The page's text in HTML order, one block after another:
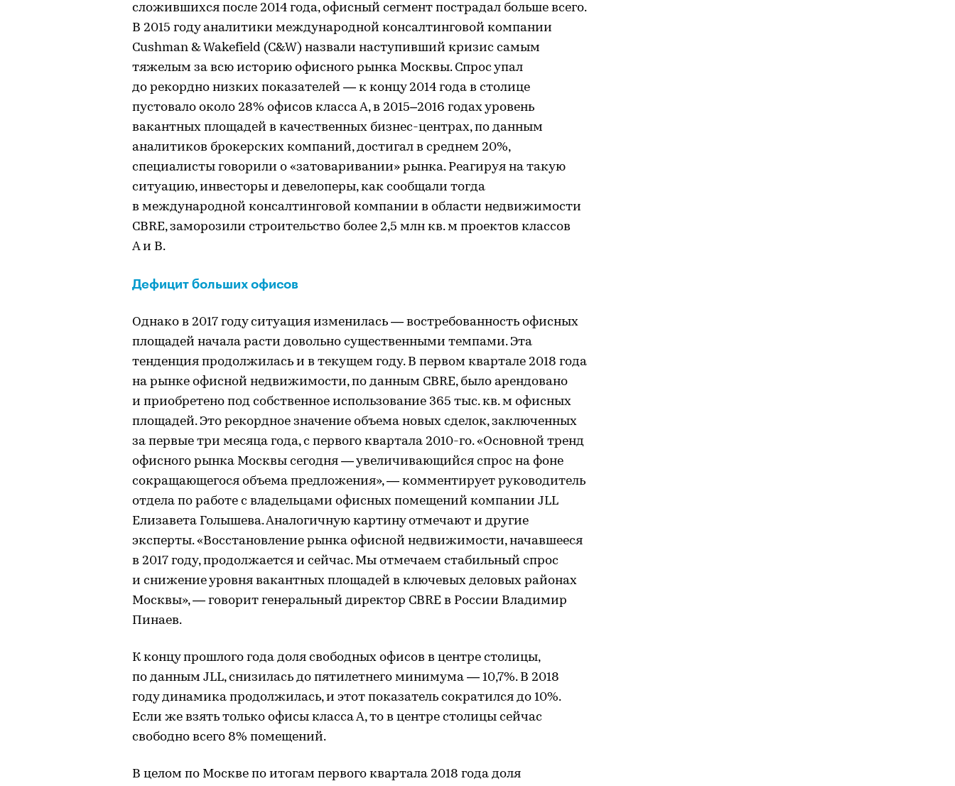
сложившихся после 2014 года, офисный сегмент пострадал больше всего.
В 2015 году аналитики международной консалтинговой компании
Cushman & Wakefield (C&W) назвали наступивший кризис самым
тяжелым за всю историю офисного рынка Москвы. Спрос упал
до рекордно низких показателей — к концу 2014 года в столице
пустовало около 28% офисов класса А, в 2015–2016 годах уровень
вакантных площадей в качественных бизнес-центрах, по данным
аналитиков брокерских компаний, достигал в среднем 20%,
специалисты говорили о «затоваривании» рынка. Реагируя на такую
ситуацию, инвесторы и девелоперы, как сообщали тогда
в международной консалтинговой компании в области недвижимости
CBRE, заморозили строительство более 2,5 млн кв. м проектов классов
А и В.
Дефицит больших офисов
Однако в 2017 году ситуация изменилась — востребованность офисных
площадей начала расти довольно существенными темпами. Эта
тенденция продолжилась и в текущем году. В первом квартале 2018 года
на рынке офисной недвижимости, по данным CBRE, было арендовано
и приобретено под собственное использование 365 тыс. кв. м офисных
площадей. Это рекордное значение объема новых сделок, заключенных
за первые три месяца года, с первого квартала 2010-го. «Основной тренд
офисного рынка Москвы сегодня — увеличивающийся спрос на фоне
сокращающегося объема предложения», — комментирует руководитель
отдела по работе с владельцами офисных помещений компании JLL
Елизавета Голышева. Аналогичную картину отмечают и другие
эксперты. «Восстановление рынка офисной недвижимости, начавшееся
в 2017 году, продолжается и сейчас. Мы отмечаем стабильный спрос
и снижение уровня вакантных площадей в ключевых деловых районах
Москвы», — говорит генеральный директор CBRE в России Владимир
Пинаев.
К концу прошлого года доля свободных офисов в центре столицы,
по данным JLL, снизилась до пятилетнего минимума — 10,7%. В 2018
году динамика продолжилась, и этот показатель сократился до 10%.
Если же взять только офисы класса А, то в центре столицы сейчас
свободно всего 8% помещений.
В целом по Москве по итогам первого квартала 2018 года доля